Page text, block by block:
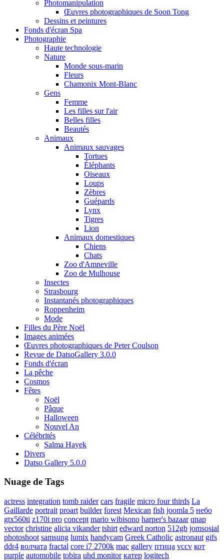
Photomanipulation
Œuvres photographiques de Soon Tong
Dessins et peintures
Fonds d'écran Spa
Photographie
Haute technologie
Nature
Monde sous-marin
Fleurs
Chamonix Mont-Blanc
Gens
Femme
Les filles sur l'air
Belles filles
Beautés
Animaux
Animaux sauvages
Tortues
Éléphants
Oiseaux
Loups
Zèbres
Guépards
Lynx
Tigres
Lion
Animaux domestiques
Chiens
Chats
Zoo d'Amneville
Zoo de Mulhouse
Insectes
Strasbourg
Instantanés photographiques
Roppenheim
Mode
Filles du Père Noël
Images animées
Œuvres photographiques de Peter Coulson
Revue de DatsoGallery 3.0.0
Fonds d'écran
La pêche
Cosmos
Fêtes
Noël
Pâque
Halloween
Nouvel An
Célébrités
Salma Hayek
Divers
Datso Gallery 5.0.0
Nuage de Tags
actress integration tomb raider cars fragile micro four thirds La
Gaillarde portrait proart builder forest Mexican fish joomla 5 небо
gtx560ti z170i pro concept mario wibisono harper's bazaar qnap
vector christine alicia vikander tshirt edward norton 512gb jomsosial
photoshoot samsung lumix handycam Greek Catholic astronaut gifs
ddr4 волчата fractal core i7 2700k mac gallery птица vccv кот
purple automobile tobira uhd monitor катер logitech